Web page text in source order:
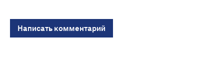
Написать комментарий